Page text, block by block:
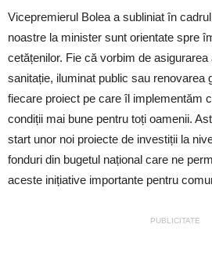
Vicepremierul Bolea a subliniat în
noastre la minister sunt orientate spre
cetățenilor. Fie că vorbim de
sanitație, iluminat public sau renovarea
fiecare proiect pe care îl implementăm
condiții mai bune pentru toți oamenii.
start unor noi proiecte de investiții la
fonduri din bugetul național care ne
aceste inițiative importante pentru
PUBLICITATE